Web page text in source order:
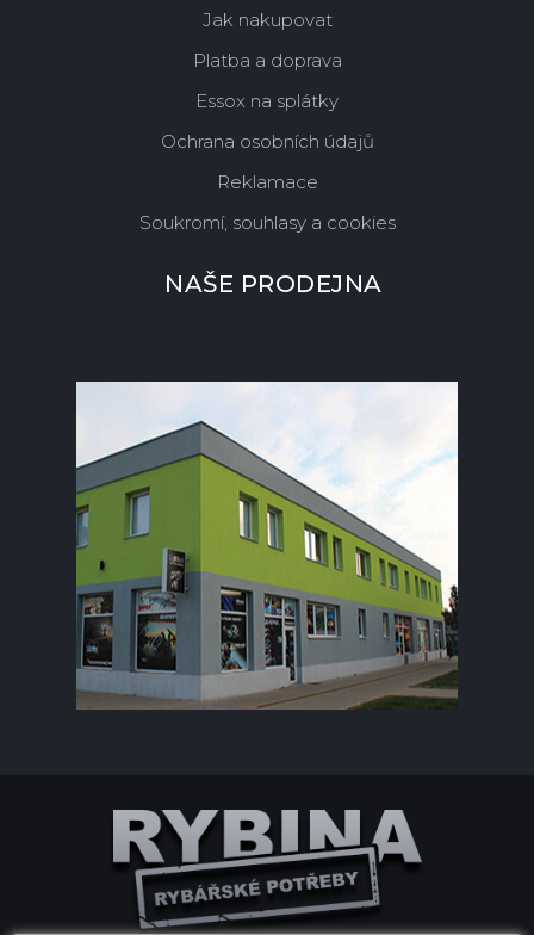
Jak nakupovat
Platba a doprava
Essox na splátky
Ochrana osobních údajů
Reklamace
Soukromí, souhlasy a cookies
NAŠE PRODEJNA